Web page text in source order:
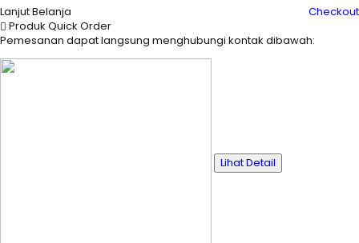
Lanjut Belanja
Checkout
Produk Quick Order
Pemesanan dapat langsung menghubungi kontak dibawah:
Lihat Detail